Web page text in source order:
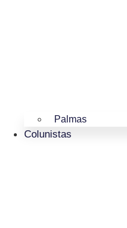
Palmas
Colunistas